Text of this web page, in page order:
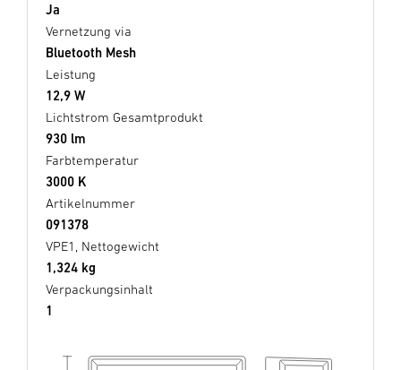
Ja
Vernetzung via
Bluetooth Mesh
Leistung
12,9 W
Lichtstrom Gesamtprodukt
930 lm
Farbtemperatur
3000 K
Artikelnummer
091378
VPE1, Nettogewicht
1,324 kg
Verpackungsinhalt
1